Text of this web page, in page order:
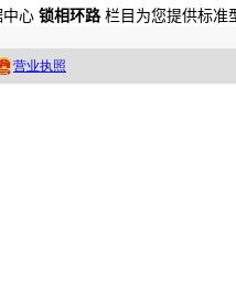
中心 锁相环路栏目为您提供标准